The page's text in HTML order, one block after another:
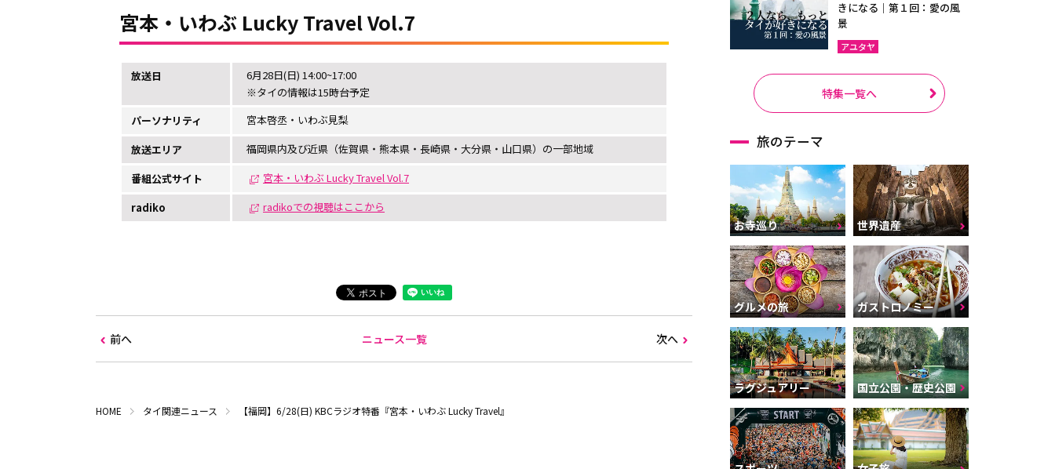
宮本・いわぶ Lucky Travel Vol.7
放送日
6月28日(日) 14:00~17:00
※タイの情報は15時台予定
パーソナリティ
宮本啓丞・いわぶ見梨
放送エリア
福岡県内及び近県（佐賀県・熊本県・長崎県・大分県・山口県）の一部地域
番組公式サイト
宮本・いわぶ Lucky Travel Vol.7
radiko
radikoでの視聴はここから
前へ ニュース一覧 次へ
HOME タイ関連ニュース 【福岡】6/28(日) KBCラジオ特番『宮本・いわぶ Lucky Travel』
きになる｜第１回：愛の風
景
アユタヤ
特集一覧へ
旅のテーマ
お寺巡り 世界遺産
グルメの旅 ガストロノミー
ラグジュアリー 国立公園・歴史公園